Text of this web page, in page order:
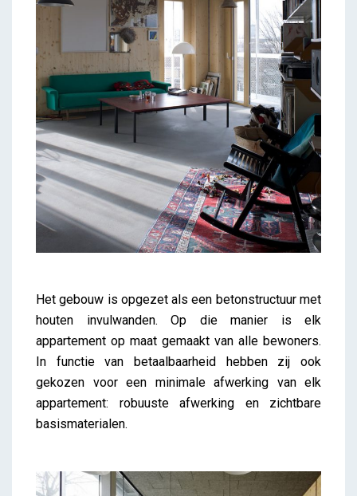
Het gebouw is opgezet als een betonstructuur met
houten invulwanden. Op die manier is elk
appartement op maat gemaakt van alle bewoners.
In functie van betaalbaarheid hebben zij ook
gekozen voor een minimale afwerking van elk
appartement: robuuste afwerking en zichtbare
basismaterialen.